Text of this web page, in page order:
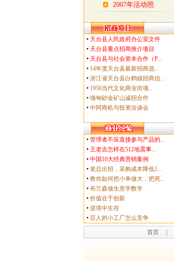
2007年活动照
• 天台县人民政府办公室文件
• 天台县重点招商推介项目
• 天台县与社会资本合作（P...
• 14年度天台县最新招商选...
• 浙江省天台县白鹤镇招商信...
• 1956当代文化商业街项...
• 缅甸砂金矿山诚招合作
• 中阿商机与投资洽谈会
• 管理者不应直接参与产品的...
• 王老吉怎样在512地震事...
• 中国10大经典营销案例
• 老总出招，采购成本降低1...
• 教你如何把小单做大，把死...
• 布兰森做生意学数学
• 价值在于创新
• 逆境中生存
• 百人的小工厂怎么竞争
首页